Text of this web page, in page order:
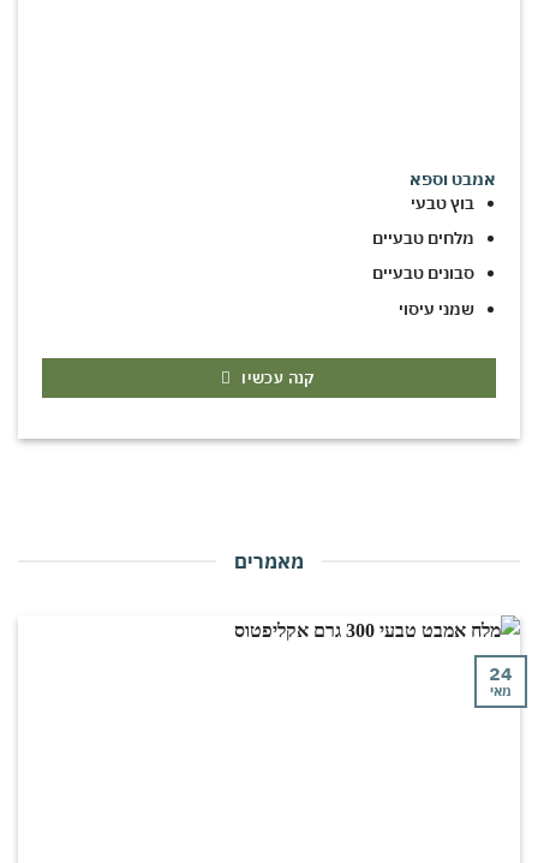
אמבט וספא
בוץ טבעי
מלחים טבעיים
סבונים טבעיים
שמני עיסוי
קנה עכשיו
מאמרים